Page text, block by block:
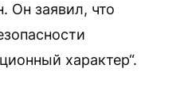
Он заявил, что
характер“.